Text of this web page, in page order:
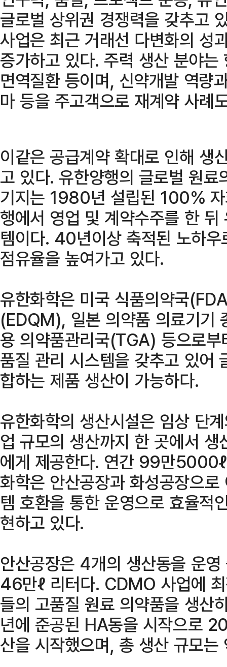
글로벌 상위권 경쟁력을 갖추고
사업은 최근 거래선 다변화의 성
증가하고 있다. 주력 생산 분야
면역질환 등이며, 신약개발 역량
마 등을 주고객으로 재계약 사례
이같은 공급계약 확대로 인해 생
고 있다. 유한양행의 글로벌 원
기지는 1980년 설립된 100% 자
행에서 영업 및 계약수주를 한
템이다. 40년이상 축적된 노하
점유율을 높여가고 있다.
유한화학은 미국 식품의약국
(EDQM), 일본 의약품 의료기기
용 의약품관리국(TGA) 등으로
품질 관리 시스템을 갖추고 있어
합하는 제품 생산이 가능하다.
유한화학의 생산시설은 임상 단
업 규모의 생산까지 한 곳에서
에게 제공한다. 연간 99만
화학은 안산공장과 화성공장으
템 호환을 통한 운영으로 효율적
현하고 있다.
안산공장은 4개의 생산동을 운
46만ℓ 리터다. CDMO 사업에
들의 고품질 원료 의약품을 생산
년에 준공된 HA동을 시작으로
산을 시작했으며, 총 생산 규모